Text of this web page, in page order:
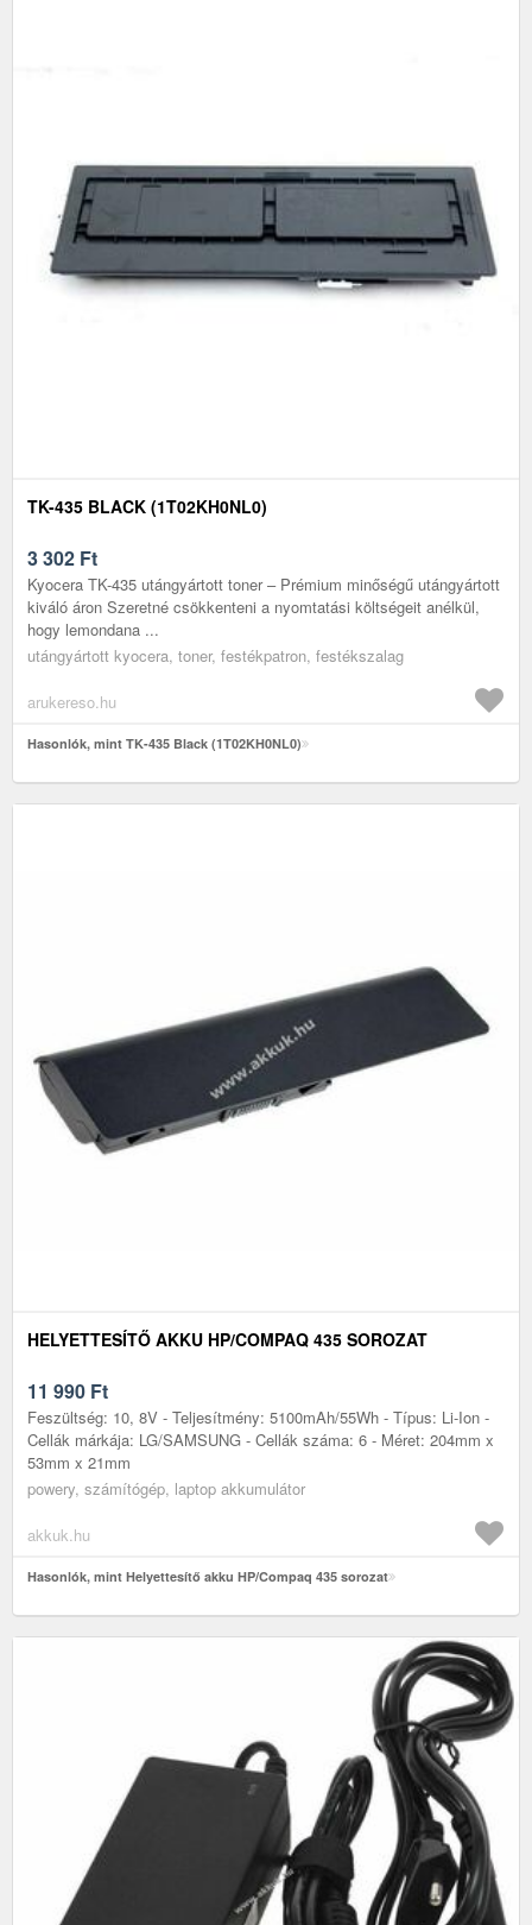
TK-435 BLACK (1T02KH0NL0)
3 302 Ft
Kyocera TK-435 utángyártott toner – Prémium minőségű utángyártott
kiváló áron Szeretné csökkenteni a nyomtatási költségeit anélkül,
hogy lemondana ...
utángyártott kyocera, toner, festékpatron, festékszalag
arukereso.hu
Hasonlók, mint TK-435 Black (1T02KH0NL0)
HELYETTESÍTŐ AKKU HP/COMPAQ 435 SOROZAT
11 990 Ft
Feszültség: 10, 8V - Teljesítmény: 5100mAh/55Wh - Típus: Li-Ion -
Cellák márkája: LG/SAMSUNG - Cellák száma: 6 - Méret: 204mm x
53mm x 21mm
powery, számítógép, laptop akkumulátor
akkuk.hu
Hasonlók, mint Helyettesítő akku HP/Compaq 435 sorozat